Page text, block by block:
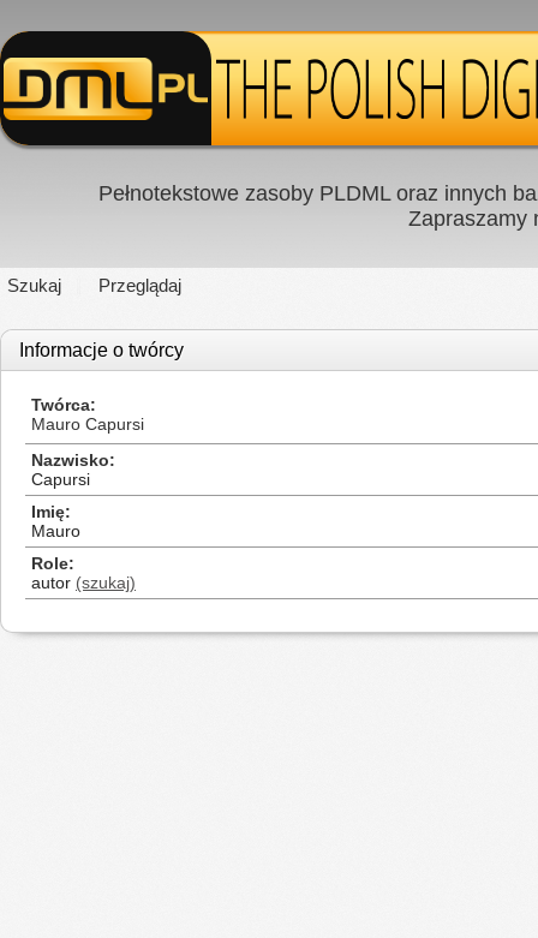
Pełnotekstowe zasoby PLDML oraz innych
Zapraszamy
Szukaj Przeglądaj
Informacje o twórcy
Twórca
Mauro Capursi
Nazwisko
Capursi
Imię
Mauro
Role
autor (szukaj)